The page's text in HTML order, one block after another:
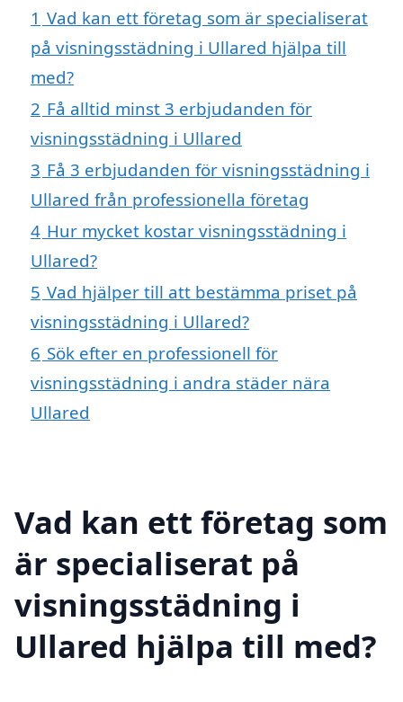
1 Vad kan ett företag som är specialiserat
på visningsstädning i Ullared hjälpa till
med?
2 Få alltid minst 3 erbjudanden för
visningsstädning i Ullared
3 Få 3 erbjudanden för visningsstädning i
Ullared från professionella företag
4 Hur mycket kostar visningsstädning i
Ullared?
5 Vad hjälper till att bestämma priset på
visningsstädning i Ullared?
6 Sök efter en professionell för
visningsstädning i andra städer nära
Ullared
Vad kan ett företag som
är specialiserat på
visningsstädning i
Ullared hjälpa till med?